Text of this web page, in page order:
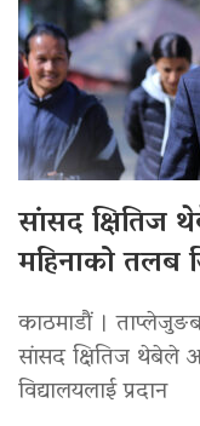
सांसद क्षितिज
महिनाको तलब
काठमाडौं ।
सांसद क्षितिज थेबेले
विद्यालयलाई प्रदान